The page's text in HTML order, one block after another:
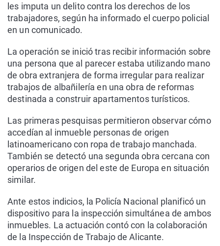
les imputa un delito contra los derechos de los
trabajadores, según ha informado el cuerpo policial
en un comunicado.
La operación se inició tras recibir información sobre
una persona que al parecer estaba utilizando mano
de obra extranjera de forma irregular para realizar
trabajos de albañilería en una obra de reformas
destinada a construir apartamentos turísticos.
Las primeras pesquisas permitieron observar cómo
accedían al inmueble personas de origen
latinoamericano con ropa de trabajo manchada.
También se detectó una segunda obra cercana con
operarios de origen del este de Europa en situación
similar.
Ante estos indicios, la Policía Nacional planificó un
dispositivo para la inspección simultánea de ambos
inmuebles. La actuación contó con la colaboración
de la Inspección de Trabajo de Alicante.